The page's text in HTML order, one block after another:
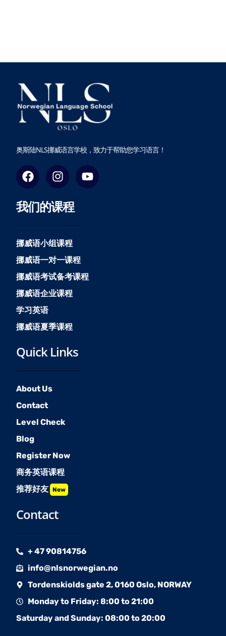
奥斯陆NLS挪威语言学校，致力于帮助您学习语言！
F
a
c
e
b
o
o
k
I
n
s
t
a
g
r
a
m
Y
o
u
我们的课程
挪威语小组课程
挪威语一对一课程
挪威语考试备考课程
挪威语企业课程
学习英语
挪威语夏季课程
Quick Links
About Us
Contact
Level Check
Blog
Register Now
商务英语课程
推荐好友 New
Contact
+ 47 90814756
info@nlsnorwegian.no
Tordenskiolds gate 2, 0160 Oslo, NORWAY
Monday to Friday: 8:00 to 21:00
Saturday and Sunday: 08:00 to 20:00